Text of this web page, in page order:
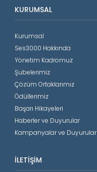
KURUMSAL
Kurumsal
Ses3000 Hakkında
Yönetim Kadromuz
Şubelerimiz
Çözüm Ortaklarımız
Ödüllerimiz
Başarı Hikayeleri
Haberler ve Duyurular
Kampanyalar ve Duyurular
İLETIŞIM